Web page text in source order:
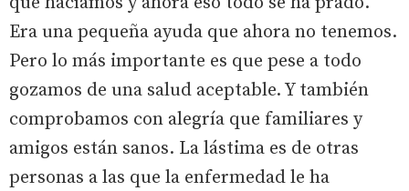
Era una pequeña ayuda que ahora no tenemos.
Pero lo más importante es que pese a todo
gozamos de una salud aceptable. Y también
comprobamos con alegría que familiares y
amigos están sanos. La lástima es de otras
personas a las que la enfermedad le ha